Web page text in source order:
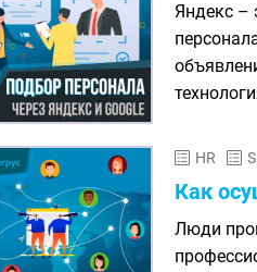
Яндекс –
HR
Как
Люди